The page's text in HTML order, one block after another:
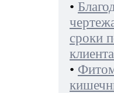
•
сроки
•